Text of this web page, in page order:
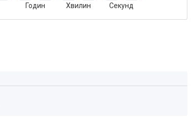
Годин Хвилин Секунд